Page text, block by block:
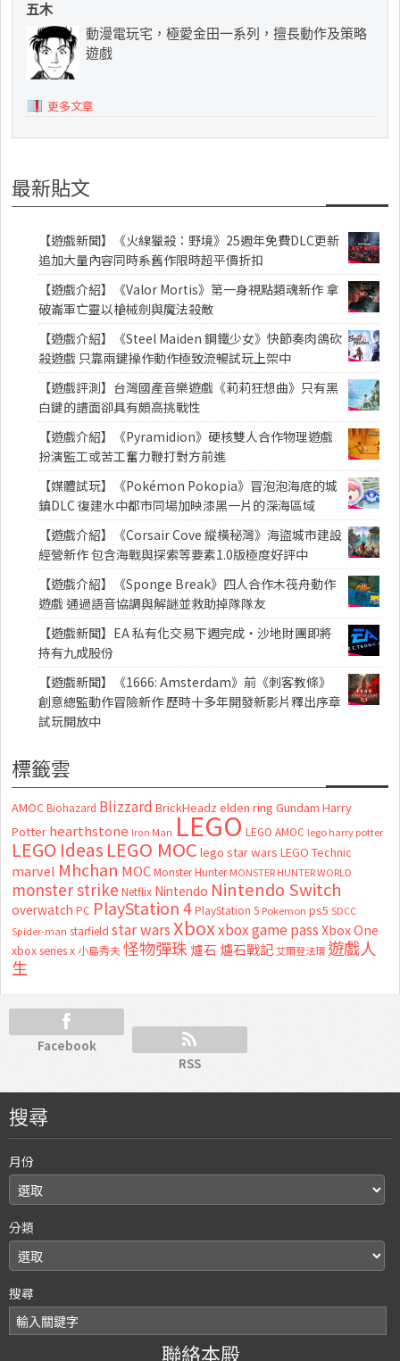
五木
動漫電玩宅，極愛金田一系列，擅長動作及策略
遊戲
更多文章
最新貼文
【遊戲新聞】《火線獵殺：野境》25週年免費DLC更新
追加大量內容同時系舊作限時超平價折扣
【遊戲介紹】《Valor Mortis》第一身視點類魂新作 拿
破崙軍亡靈以槍械劍與魔法殺敵
【遊戲介紹】《Steel Maiden 鋼鐵少女》快節奏肉鴿砍
殺遊戲 只靠兩鍵操作動作極致流暢試玩上架中
【遊戲評測】台灣國產音樂遊戲《莉莉狂想曲》只有黑
白鍵的譜面卻具有頗高挑戰性
【遊戲介紹】《Pyramidion》硬核雙人合作物理遊戲
扮演監工或苦工奮力鞭打對方前進
【媒體試玩】《Pokémon Pokopia》冒泡泡海底的城
鎮DLC 復建水中都市同場加映漆黑一片的深海區域
【遊戲介紹】《Corsair Cove 縱橫秘灣》海盜城市建設
經營新作 包含海戰與探索等要素1.0版極度好評中
【遊戲介紹】《Sponge Break》四人合作木筏舟動作
遊戲 通過語音協調與解謎並救助掉隊隊友
【遊戲新聞】EA 私有化交易下週完成・沙地財團即將
持有九成股份
【遊戲新聞】《1666: Amsterdam》前《刺客教條》
創意總監動作冒險新作 歷時十多年開發新影片釋出序章
試玩開放中
標籤雲
AMOC Biohazard Blizzard BrickHeadz elden ring Gundam Harry
Potter hearthstone Iron Man LEGO LEGO AMOC lego harry potter
LEGO Ideas LEGO MOC lego star wars LEGO Technic
marvel Mhchan MOC Monster Hunter MONSTER HUNTER WORLD
monster strike Netflix Nintendo Nintendo Switch
overwatch PC PlayStation 4 PlayStation 5 Pokemon ps5 SDCC
Spider-man starfield star warsXboxxbox game passXbox One
xbox series x 小島秀夫怪物彈珠 爐石 爐石戰記艾爾登法環 遊戲人
生
Facebook
RSS
搜尋
月份
分類
搜尋
聯絡本殿